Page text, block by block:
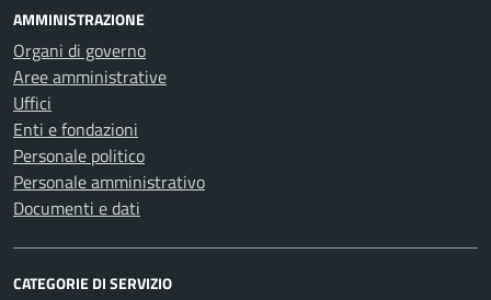
AMMINISTRAZIONE
Organi di governo
Aree amministrative
Uffici
Enti e fondazioni
Personale politico
Personale amministrativo
Documenti e dati
CATEGORIE DI SERVIZIO